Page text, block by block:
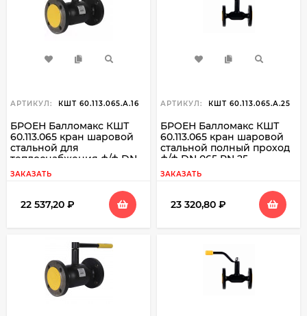
АРТИКУЛ: КШТ 60.113.065.А.16
БРОЕН Балломакс КШТ
60.113.065 кран шаровой
стальной для
теплоснабжения ф/ф DN
065 PN 16
ЗАКАЗАТЬ
22 537,20 ₽
АРТИКУЛ: КШТ 60.113.065.А.25
БРОЕН Балломакс КШТ
60.113.065 кран шаровой
стальной полный проход
ф/ф DN 065 PN 25
ЗАКАЗАТЬ
23 320,80 ₽